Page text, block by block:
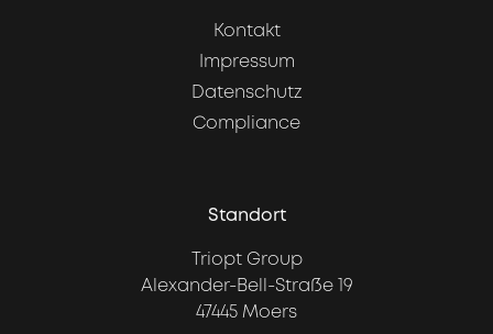
Kontakt
Impressum
Datenschutz
Compliance
Standort
Triopt Group
Alexander-Bell-Straße 19
47445 Moers